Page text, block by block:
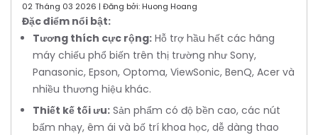
02 Tháng 03 2026 | Đăng bởi: Huong Hoang
Đặc điểm nổi bật:
Tương thích cực rộng: Hỗ trợ hầu hết các hãng
máy chiếu phổ biến trên thị trường như Sony,
Panasonic, Epson, Optoma, ViewSonic, BenQ, Acer và
nhiều thương hiệu khác.
Thiết kế tối ưu: Sản phẩm có độ bền cao, các nút
bấm nhạy, êm ái và bố trí khoa học, dễ dàng thao